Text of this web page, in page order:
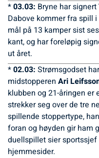
*03.03: Bryne har signert
Dabove kommer fra spill
mål på 13 kamper sist
kant, og har foreløpig
ut året.
*02.03: Strømsgodset
midstopperen Ari
klubben og 21-åringen er
strekker seg over de tre
spillende stoppertype,
foran og høyden gir ham
duellspillet sier
hjemmesider.